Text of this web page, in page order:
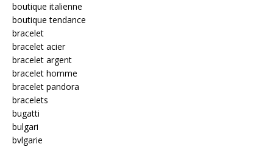
boutique italienne
boutique tendance
bracelet
bracelet acier
bracelet argent
bracelet homme
bracelet pandora
bracelets
bugatti
bulgari
bvlgarie